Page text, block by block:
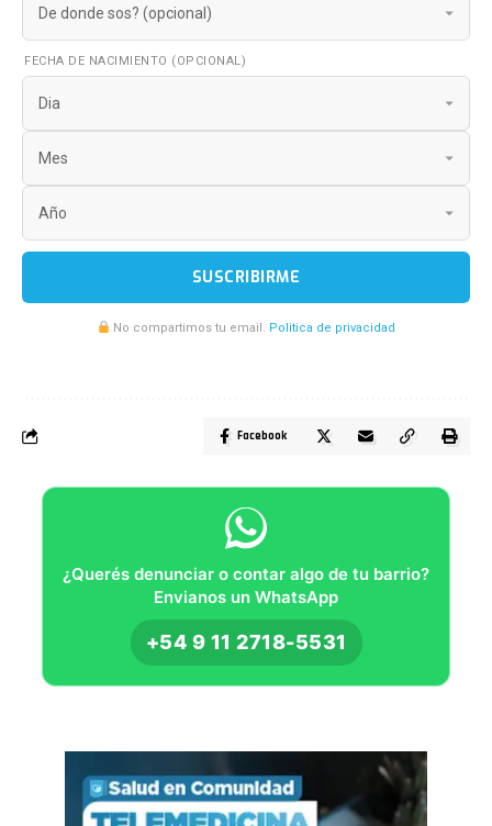
FECHA DE NACIMIENTO (OPCIONAL)
SUSCRIBIRME
No compartimos tu email. Politica de privacidad
Facebook
¿Querés denunciar o contar algo de tu barrio?
Envianos un WhatsApp
+54 9 11 2718-5531